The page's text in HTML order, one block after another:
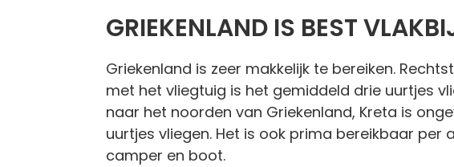
GRIEKENLAND IS BEST
Griekenland is zeer makkelijk te bereiken.
met het vliegtuig is het gemiddeld drie uurtjes
naar het noorden van Griekenland, Kreta is
uurtjes vliegen. Het is ook prima bereikbaar per
camper en boot.